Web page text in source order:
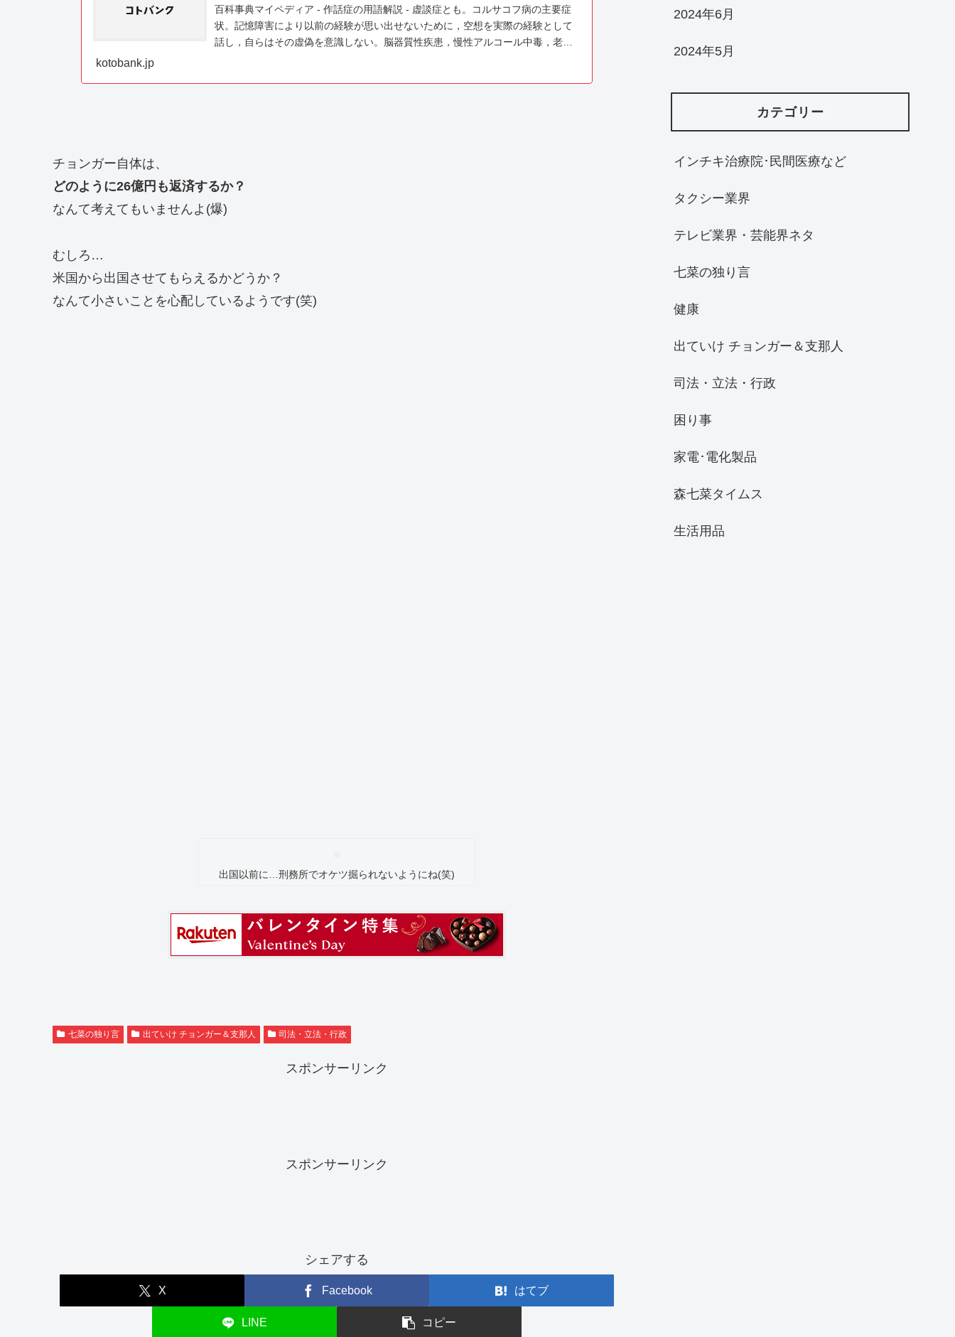
百科事典マイペディア - 作話症の用語解説 - 虚談症とも。コルサコフ病の主要症
状。記憶障害により以前の経験が思い出せないために，空想を実際の経験として
話し，自らはその虚偽を意識しない。脳器質性疾患，慢性アルコール中毒，老人
kotobank.jp
チョンガー自体は、
どのように26億円も返済するか？
なんて考えてもいませんよ(爆)
むしろ…
米国から出国させてもらえるかどうか？
なんて小さいことを心配しているようです(笑)
出国以前に…刑務所でオケツ掘られないようにね(笑)
七菜の独り言 出ていけ チョンガー＆支那人 司法・立法・行政
スポンサーリンク
スポンサーリンク
シェアする
X Facebook はてブ
LINE コピー
2024年6月
2024年5月
カテゴリー
インチキ治療院･民間医療など
タクシー業界
テレビ業界・芸能界ネタ
七菜の独り言
健康
出ていけ チョンガー＆支那人
司法・立法・行政
困り事
家電･電化製品
森七菜タイムス
生活用品